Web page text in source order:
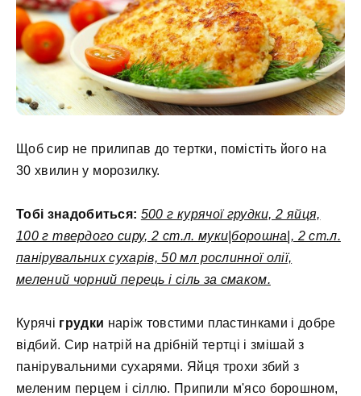
Щоб сир не прилипав до тертки, помістіть його на
30 хвилин у морозилку.
Тобі знадобиться: 500 г курячої грудки, 2 яйця,
100 г твердого сиру, 2 ст.л. муки|борошна|, 2 ст.л.
панірувальних сухарів, 50 мл рослинної олії,
мелений чорний перець і сіль за смаком.
Курячі грудки наріж товстими пластинками і добре
відбий. Сир натрій на дрібній тертці і змішай з
панірувальними сухарями. Яйця трохи збий з
меленим перцем і сіллю. Припили м'ясо борошном,